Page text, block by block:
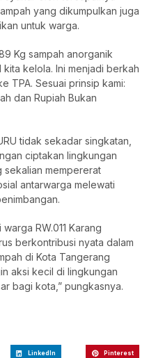
yang dikumpulkan juga
untuk warga.
Kg sampah anorganik
kelola. Ini menjadi berkah
TPA. Sesuai prinsip kami:
dan Rupiah Bukan
tidak sekadar singkatan,
ciptakan lingkungan
sekalian mempererat
antarwarga melewati
RW.011 Karang
berkontribusi nyata dalam
di Kota Tangerang
aksi kecil di lingkungan
bagi kota,” pungkasnya.
LinkedIn Pinterest